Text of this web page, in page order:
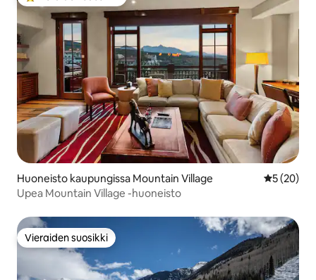
Huoneisto kaupungissa Mountain Village
5 (20)
Upea Mountain Village -huoneisto
Vieraiden suosikki
Vieraiden suosikki